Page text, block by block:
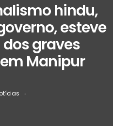
hindu,
esteve
graves
Manipur
‧